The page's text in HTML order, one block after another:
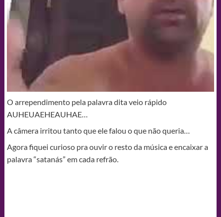
O arrependimento pela palavra dita veio rápido
AUHEUAEHEAUHAE…
A câmera irritou tanto que ele falou o que não queria…
Agora fiquei curioso pra ouvir o resto da música e encaixar a
palavra “satanás” em cada refrão.